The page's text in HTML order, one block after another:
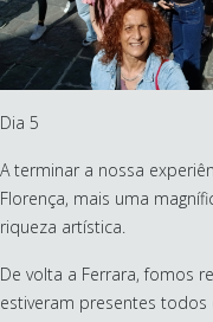
Dia 5
A terminar a nossa
Florença, mais uma
riqueza artística.
De volta a Ferrara, fomos
estiveram presentes